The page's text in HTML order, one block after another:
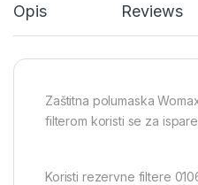
Opis Reviews
Zaštitna polumaska
filterom koristi se za
Koristi rezervne filtere